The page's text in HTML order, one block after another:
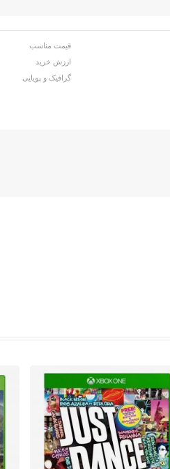
قیمت مناسب
ارزش خرید
گرافیک و پویایی